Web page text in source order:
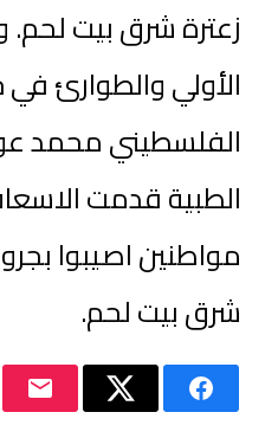
زعترة شرق بيت
الأولي والطوارئ
الفلسطيني محمد
الطبية قدمت
مواطنين اصيبوا
شرق بيت لحم.